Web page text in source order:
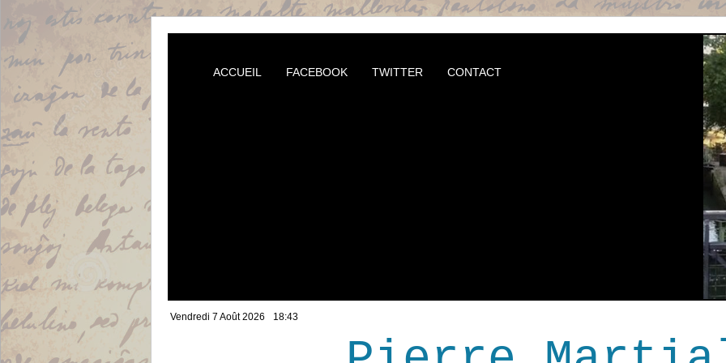
ACCUEIL FACEBOOK TWITTER CONTACT
Vendredi 7 Août 2026 18:43